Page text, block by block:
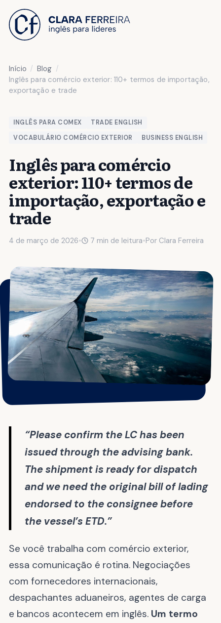
Início
Blog
Inglês para comércio exterior: 110+ termos de importação,
exportação e trade
INGLÊS PARA COMEX
TRADE ENGLISH
VOCABULÁRIO COMÉRCIO EXTERIOR
BUSINESS ENGLISH
Inglês para comércio
exterior: 110+ termos de
importação, exportação e
trade
4 de março de 2026• 7 min de leitura•Por Clara Ferreira
“Please confirm the LC has been
issued through the advising bank.
The shipment is ready for dispatch
and we need the original bill of lading
endorsed to the consignee before
the vessel’s ETD.”
Se você trabalha com comércio exterior,
essa comunicação é rotina. Negociações
com fornecedores internacionais,
despachantes aduaneiros, agentes de carga
e bancos acontecem em inglês. Um termo